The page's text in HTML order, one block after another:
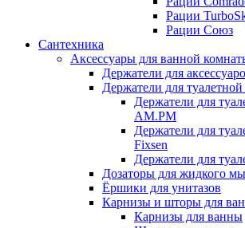
Рации
Рации Союз
Сантехника
Аксессуары для ванной
Держатели для
Держатели для туалетной
Держатели для
AM.PM
Держатели для
Fixsen
Держатели для
Дозаторы для жидкого
Ёршики для унитазов
Карнизы и шторы для
Карнизы для ванны